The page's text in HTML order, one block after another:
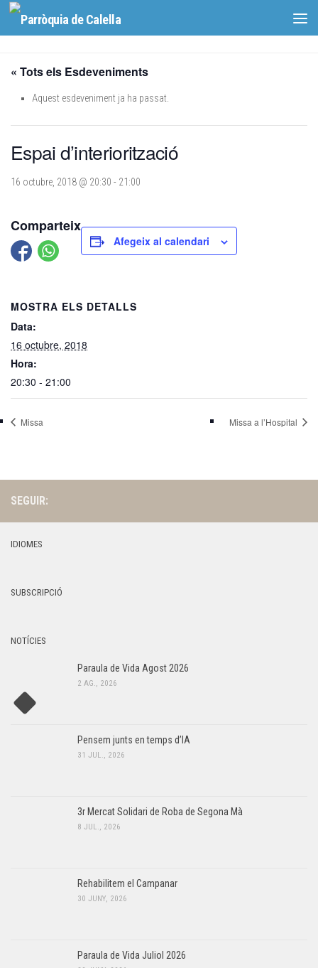
Skip to content
« Tots els Esdeveniments
Aquest esdeveniment ja ha passat.
Espai d’interiorització
16 octubre, 2018 @ 20:30 - 21:00
Comparteix
Afegeix al calendari
MOSTRA ELS DETALLS
Data:
16 octubre, 2018
Hora:
20:30 - 21:00
Missa Missa a l’Hospital
SEGUIR:
IDIOMES
SUBSCRIPCIÓ
NOTÍCIES
Paraula de Vida Agost 2026
2 AG., 2026
Pensem junts en temps d’IA
31 JUL., 2026
3r Mercat Solidari de Roba de Segona Mà
8 JUL., 2026
Rehabilitem el Campanar
30 JUNY, 2026
Paraula de Vida Juliol 2026